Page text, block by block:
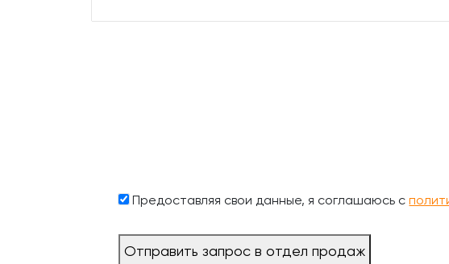
Предоставляя свои данные, я соглашаюсь с
Отправить запрос в отдел продаж